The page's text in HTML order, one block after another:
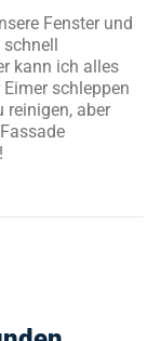
Fenster und
kann ich alles
schleppen
reinigen, aber